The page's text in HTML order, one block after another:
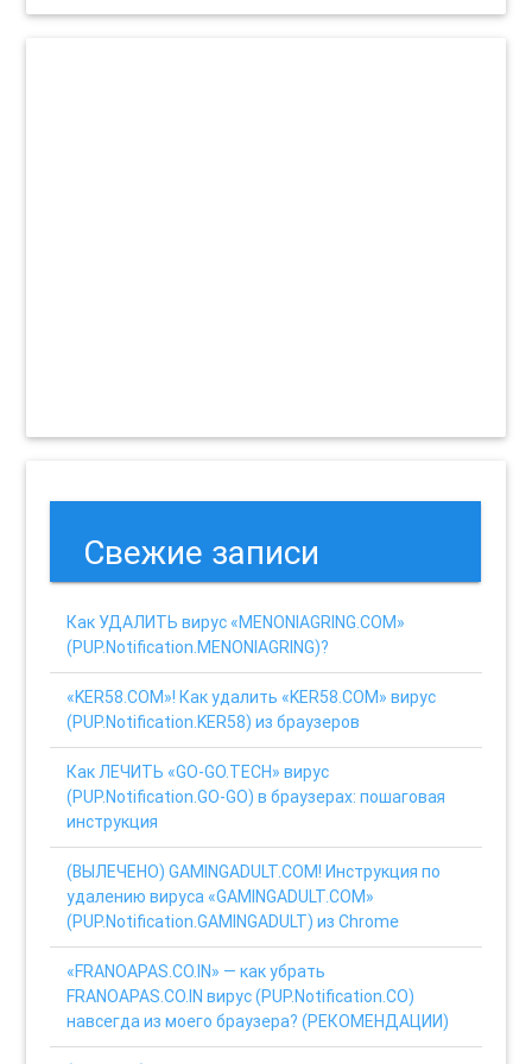
Свежие записи
Как УДАЛИТЬ вирус «MENONIAGRING.COM»
(PUP.Notification.MENONIAGRING)?
«KER58.COM»! Как удалить «KER58.COM» вирус
(PUP.Notification.KER58) из браузеров
Как ЛЕЧИТЬ «GO-GO.TECH» вирус
(PUP.Notification.GO-GO) в браузерах: пошаговая
инструкция
(ВЫЛЕЧЕНО) GAMINGADULT.COM! Инструкция по
удалению вируса «GAMINGADULT.COM»
(PUP.Notification.GAMINGADULT) из Chrome
«FRANOAPAS.CO.IN» — как убрать
FRANOAPAS.CO.IN вирус (PUP.Notification.CO)
навсегда из моего браузера? (РЕКОМЕНДАЦИИ)